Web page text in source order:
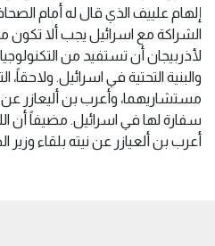
إلهام علييف الذي قال له أمام
الشراكة مع اسرائيل يجب ألا
لأذربيجان أن تستفيد من
والبنية التحتية في اسرائيل. ولاحقاً،
مستشاريهما، وأعرب بن أليعازر
سفارة لها في اسرائيل. مضيفاً أن
أعرب بن ألعيازر عن نيته بلقاء وزير